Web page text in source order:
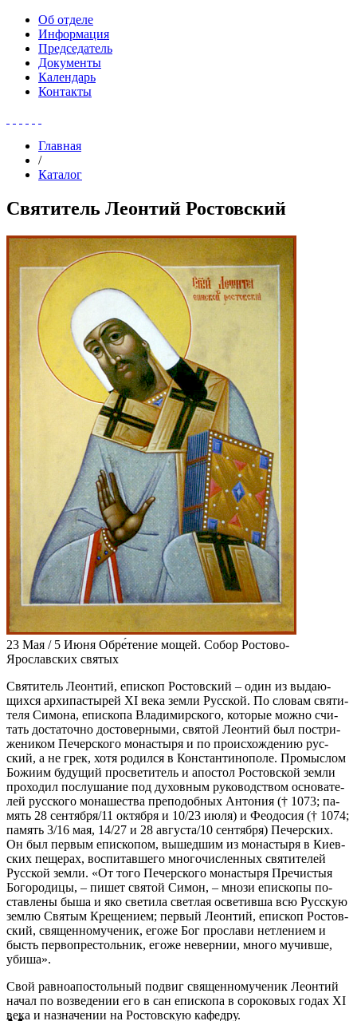
Об отделе
Информация
Председатель
Документы
Календарь
Контакты
Главная
/
Каталог
Святитель Леонтий Ростовский
23 Мая / 5 Июня Обре́тение мощей. Собор Ростово-
Ярославских святых
Свя­ти­тель Леон­тий, епи­скоп Ро­стов­ский – один из вы­да­ю­
щих­ся ар­хи­пас­ты­рей XI ве­ка зем­ли Рус­ской. По сло­вам свя­ти­
те­ля Си­мо­на, епи­ско­па Вла­ди­мир­ско­го, ко­то­рые мож­но счи­
тать до­ста­точ­но до­сто­вер­ны­ми, свя­той Леон­тий был по­стри­
же­ни­ком Пе­чер­ско­го мо­на­сты­ря и по про­ис­хож­де­нию рус­
ский, а не грек, хо­тя ро­дил­ся в Кон­стан­ти­но­по­ле. Про­мыс­лом
Бо­жи­им бу­ду­щий про­све­ти­тель и апо­стол Ро­стов­ской зем­ли
про­хо­дил по­слу­ша­ние под ду­хов­ным ру­ко­водст­вом ос­но­ва­те­
лей рус­ско­го мо­на­ше­ства пре­по­доб­ных Ан­то­ния († 1073; па­
мять 28 сен­тяб­ря/11 ок­тяб­ря и 10/23 июля) и Фе­о­до­сия († 1074;
па­мять 3/16 мая, 14/27 и 28 ав­гу­ста/10 сен­тяб­ря) Пе­чер­ских.
Он был пер­вым епи­ско­пом, вы­шед­шим из мо­на­сты­ря в Ки­ев­
ских пе­ще­рах, вос­пи­тав­ше­го мно­го­чис­лен­ных свя­ти­те­лей
Рус­ской зем­ли. «От то­го Пе­чер­ско­го мо­на­сты­ря Пре­чи­стыя
Бо­го­ро­ди­цы, – пи­шет свя­той Си­мон, – мно­зи епи­ско­пы по­
став­ле­ны бы­ша и яко све­ти­ла свет­лая осве­тив­ша всю Рус­скую
зем­лю Свя­тым Кре­ще­ни­ем; пер­вый Леон­тий, епи­скоп Ро­стов­
ский, свя­щен­но­му­че­ник, его­же Бог про­сла­ви нетле­ни­ем и
бысть пер­во­пре­столь­ник, его­же невер­нии, мно­го му­чив­ше,
уби­ша».
Свой рав­ноап­о­столь­ный по­двиг свя­щен­но­му­че­ник Леон­тий
на­чал по воз­ве­де­нии его в сан епи­ско­па в со­ро­ко­вых го­дах XI
ве­ка и на­зна­че­нии на Ро­стов­скую ка­фед­ру.